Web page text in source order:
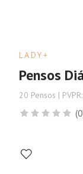
LADY+
Pensos
20 Pensos |